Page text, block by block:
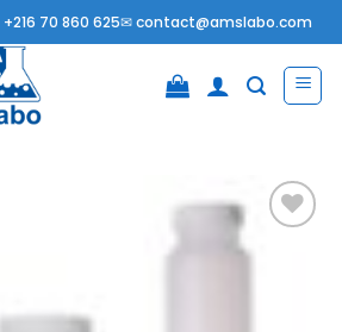
+216 70 860 625✉contact@amslabo.com